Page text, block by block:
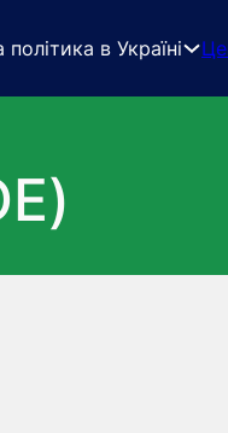
політика в Україні